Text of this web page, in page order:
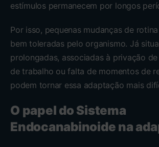
estímulos permanecem por longos
Por isso, pequenas mudanças de
bem toleradas pelo organismo. Já
prolongadas, associadas à privação
de trabalho ou falta de momentos de
podem tornar essa adaptação mais
O papel do Sistema
Endocanabinoide na